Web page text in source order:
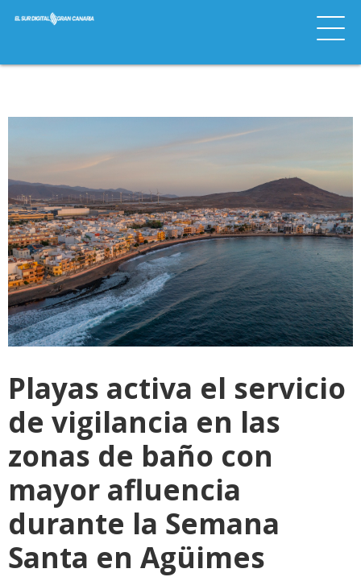
Playas activa el servicio
de vigilancia en las
zonas de baño con
mayor afluencia
durante la Semana
Santa en Agüimes